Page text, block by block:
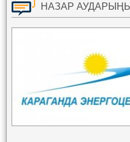
НАЗАР